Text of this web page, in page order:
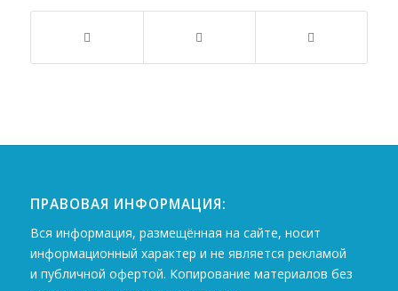
ПРАВОВАЯ ИНФОРМАЦИЯ:
Вся информация, размещённая на сайте, носит
информационный характер и не является рекламой
и публичной офертой. Копирование материалов без